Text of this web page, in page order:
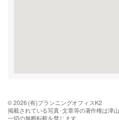
© 2026 (有)プランニングオフィスK2
掲載されている写真･文章等の著作権は津
一切の無断転載を禁じます。